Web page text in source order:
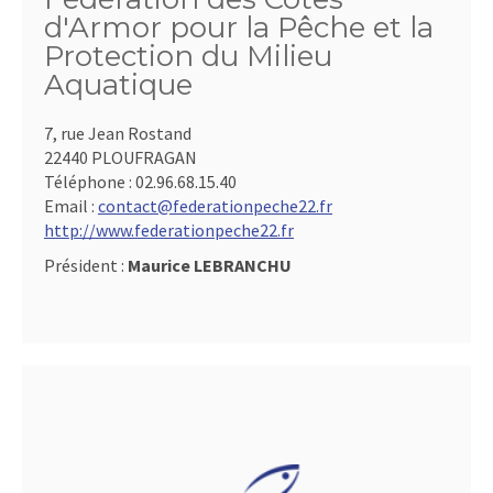
d'Armor pour la Pêche et la
Protection du Milieu
Aquatique
7, rue Jean Rostand
22440 PLOUFRAGAN
Téléphone : 02.96.68.15.40
Email : contact@federationpeche22.fr
http://www.federationpeche22.fr
Président : Maurice LEBRANCHU